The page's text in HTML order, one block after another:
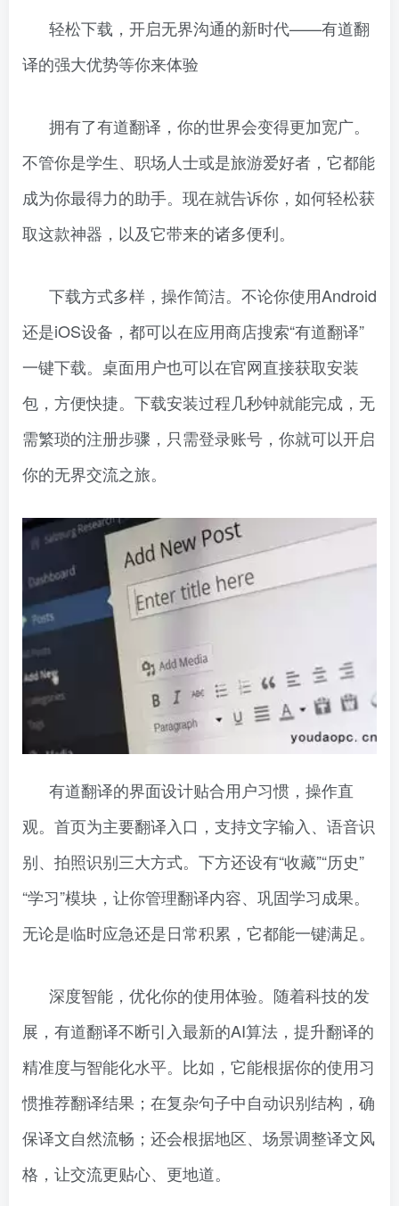
轻松下载，开启无界沟通的新时代——有道翻
译的强大优势等你来体验
拥有了有道翻译，你的世界会变得更加宽广。
不管你是学生、职场人士或是旅游爱好者，它都能
成为你最得力的助手。现在就告诉你，如何轻松获
取这款神器，以及它带来的诸多便利。
下载方式多样，操作简洁。不论你使用Android
还是iOS设备，都可以在应用商店搜索“有道翻译”
一键下载。桌面用户也可以在官网直接获取安装
包，方便快捷。下载安装过程几秒钟就能完成，无
需繁琐的注册步骤，只需登录账号，你就可以开启
你的无界交流之旅。
有道翻译的界面设计贴合用户习惯，操作直
观。首页为主要翻译入口，支持文字输入、语音识
别、拍照识别三大方式。下方还设有“收藏”“历史”
“学习”模块，让你管理翻译内容、巩固学习成果。
无论是临时应急还是日常积累，它都能一键满足。
深度智能，优化你的使用体验。随着科技的发
展，有道翻译不断引入最新的AI算法，提升翻译的
精准度与智能化水平。比如，它能根据你的使用习
惯推荐翻译结果；在复杂句子中自动识别结构，确
保译文自然流畅；还会根据地区、场景调整译文风
格，让交流更贴心、更地道。